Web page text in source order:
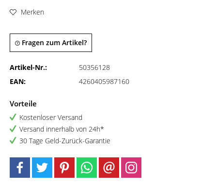
Merken
Fragen zum Artikel?
Artikel-Nr.:
50356128
EAN:
4260405987160
Vorteile
Kostenloser Versand
Versand innerhalb von 24h*
30 Tage Geld-Zurück-Garantie